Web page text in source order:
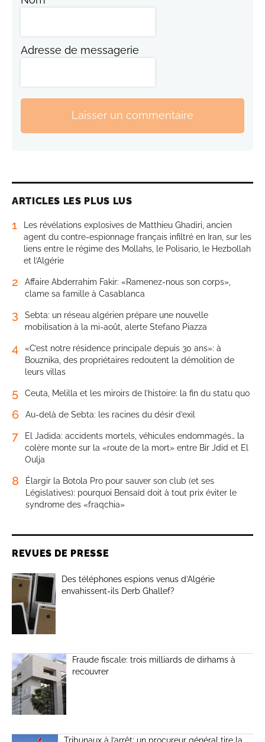
Adresse de messagerie
Laisser un commentaire
ARTICLES LES PLUS LUS
1
Les révélations explosives de Matthieu Ghadiri, ancien
agent du contre-espionnage français infiltré en Iran, sur les
liens entre le régime des Mollahs, le Polisario, le Hezbollah
et l’Algérie
2
Affaire Abderrahim Fakir: «Ramenez-nous son corps»,
clame sa famille à Casablanca
3
Sebta: un réseau algérien prépare une nouvelle
mobilisation à la mi-août, alerte Stefano Piazza
4
«C’est notre résidence principale depuis 30 ans»: à
Bouznika, des propriétaires redoutent la démolition de
leurs villas
5 Ceuta, Melilla et les miroirs de l’histoire: la fin du statu quo
6 Au-delà de Sebta: les racines du désir d’exil
7
El Jadida: accidents mortels, véhicules endommagés… la
colère monte sur la «route de la mort» entre Bir Jdid et El
Oulja
8
Élargir la Botola Pro pour sauver son club (et ses
Législatives): pourquoi Bensaïd doit à tout prix éviter le
syndrome des «fraqchia»
REVUES DE PRESSE
Des téléphones espions venus d’Algérie
envahissent-ils Derb Ghallef?
Fraude fiscale: trois milliards de dirhams à
recouvrer